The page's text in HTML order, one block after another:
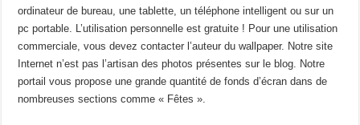
ordinateur de bureau, une tablette, un téléphone intelligent ou sur un
pc portable. L’utilisation personnelle est gratuite ! Pour une utilisation
commerciale, vous devez contacter l’auteur du wallpaper. Notre site
Internet n’est pas l’artisan des photos présentes sur le blog. Notre
portail vous propose une grande quantité de fonds d’écran dans de
nombreuses sections comme « Fêtes ».